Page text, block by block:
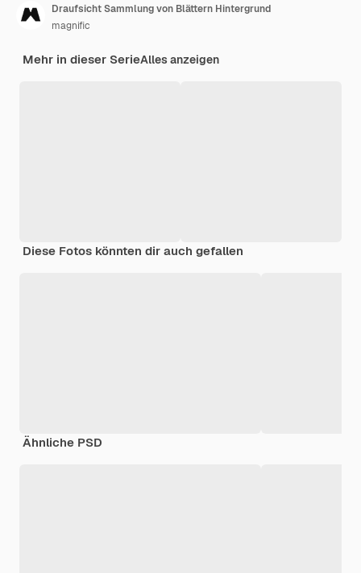
Draufsicht Sammlung von Blättern Hintergrund
magnific
Mehr in dieser SerieAlles anzeigen
Diese Fotos könnten dir auch gefallen
Ähnliche PSD